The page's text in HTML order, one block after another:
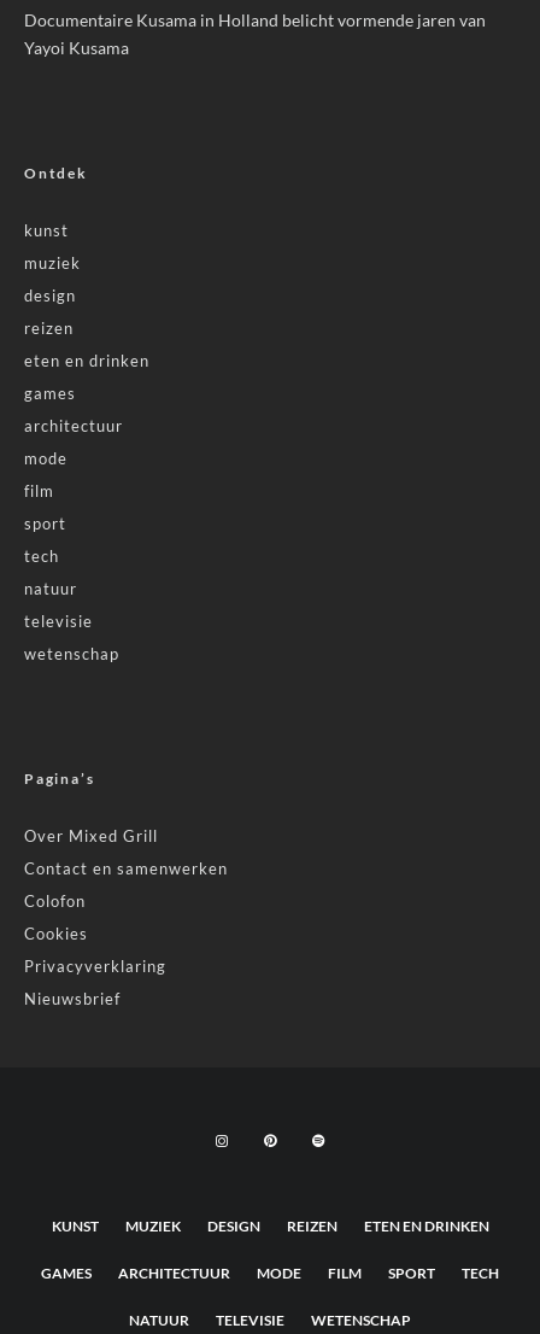
Documentaire Kusama in Holland belicht vormende jaren van
Yayoi Kusama
Ontdek
kunst
muziek
design
reizen
eten en drinken
games
architectuur
mode
film
sport
tech
natuur
televisie
wetenschap
Pagina’s
Over Mixed Grill
Contact en samenwerken
Colofon
Cookies
Privacyverklaring
Nieuwsbrief
KUNST MUZIEK DESIGN REIZEN ETEN EN DRINKEN
GAMES ARCHITECTUUR MODE FILM SPORT TECH
NATUUR TELEVISIE WETENSCHAP